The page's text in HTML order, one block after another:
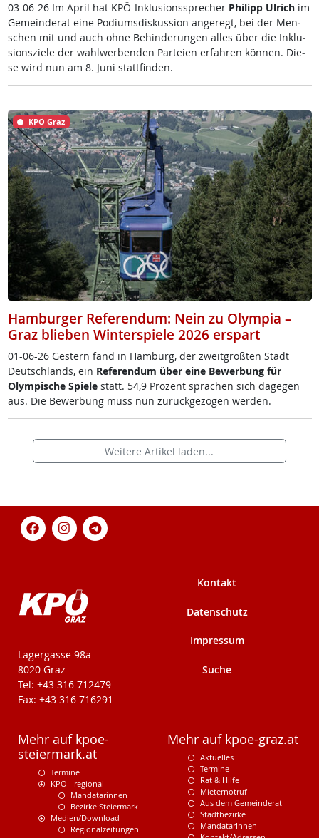
03-06-26 Im April ha­t K­PÖ-In­k­lu­si­ons­sp­re­cherPhi­l­ipp Ul­rich im
Ge­mein­de­rat ei­ne Po­di­ums­dis­kus­si­on an­ge­regt, bei der Men­
schen mit und auch oh­ne Be­hin­de­run­gen al­les über die In­k­lu­
si­ons­zie­le der wahl­wer­ben­den Par­tei­en er­fah­ren kön­nen. Die­
se wird nun am 8. Ju­ni statt­fin­den.
KPÖ Graz
Hamburger Referendum: Nein zu Olympia –
Graz blieben Winterspiele 2026 erspart
01-06-26 Ges­tern fand in Ham­burg, der zweit­größ­ten Stadt
Deut­sch­lands, ein Re­fe­ren­dum über ei­ne Be­wer­bung für
Olym­pi­sche Spie­le statt. 54,9 Pro­zent spra­chen sich da­ge­gen
aus. Die Be­wer­bung muss nun zu­rück­ge­zo­gen wer­den.
Weitere Artikel laden...
KPÖ-Steiermark
Lagergasse 98a
8020 Graz
Tel: +43 316 712479
Fax: +43 316 716291
Kontakt
Datenschutz
Impressum
Suche
Mehr auf kpoe-
steiermark.at
Termine
KPÖ - regional
Mandatarinnen
Bezirke Steiermark
Medien/Download
Regionalzeitungen
Mehr auf kpoe-graz.at
Aktuelles
Termine
Rat & Hilfe
Mieternotruf
Aus dem Gemeinderat
Stadtbezirke
MandatarInnen